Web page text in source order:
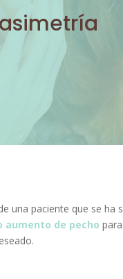
una paciente que se ha
aumento de pecho